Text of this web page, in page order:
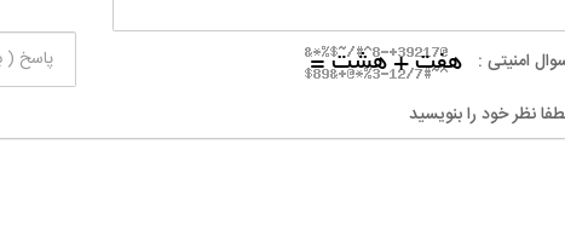
امنیتی :
نظر خود را بنویسید